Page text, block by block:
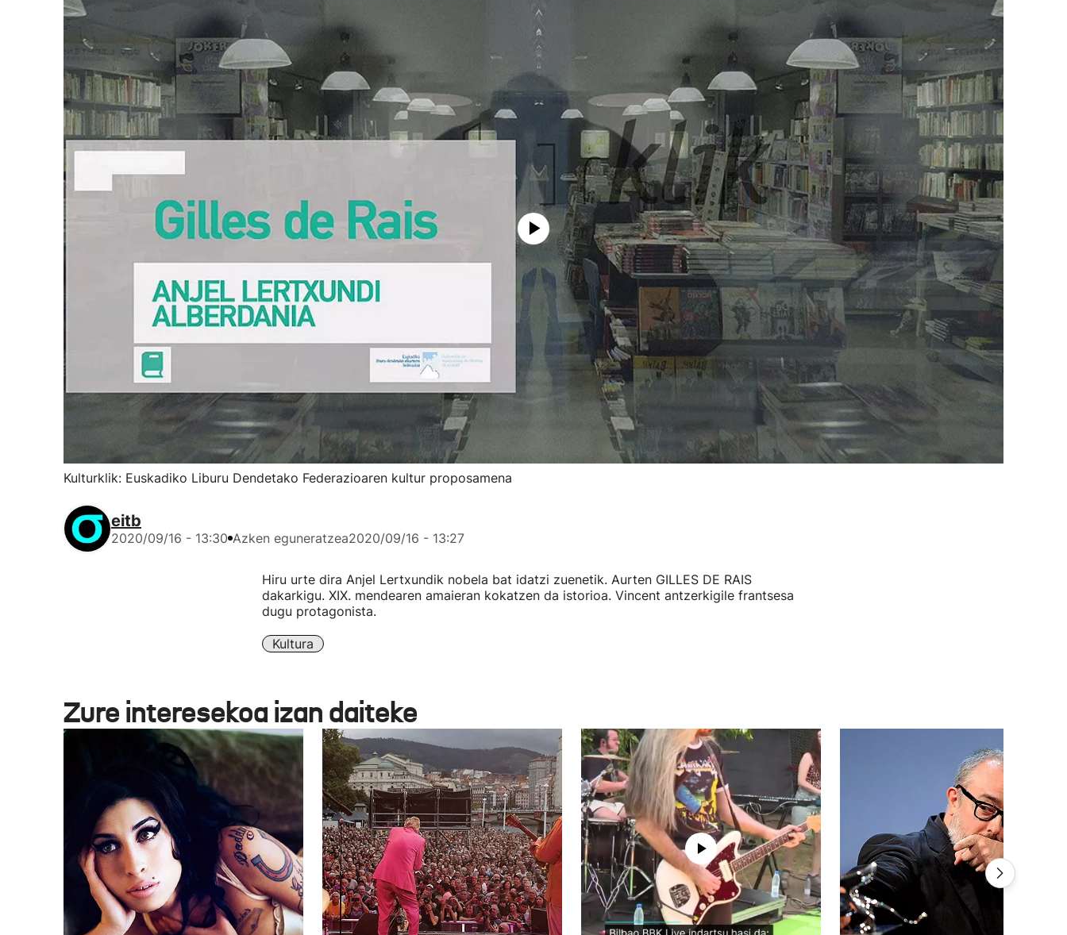
Kulturklik: Euskadiko Liburu Dendetako Federazioaren kultur proposamena
eitb
2020/09/16 - 13:30 Azken eguneratzea2020/09/16 - 13:27
Hiru urte dira Anjel Lertxundik nobela bat idatzi zuenetik. Aurten GILLES DE RAIS
dakarkigu. XIX. mendearen amaieran kokatzen da istorioa. Vincent antzerkigile frantsesa
dugu protagonista.
Kultura
Zure interesekoa izan daiteke